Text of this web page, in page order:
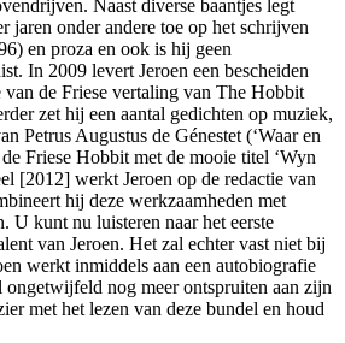
Naast diverse baantjes legt
jaren onder andere toe op het schrijven
en proza en ook is hij geen
In 2009 levert Jeroen een bescheiden
van de Friese vertaling van The Hobbit
zet hij een aantal gedichten op muziek,
Petrus Augustus de Génestet (‘Waar en
Friese Hobbit met de mooie titel ‘Wyn
[2012] werkt Jeroen op de redactie van
hij deze werkzaamheden met
U kunt nu luisteren naar het eerste
van Jeroen. Het zal echter vast niet bij
werkt inmiddels aan een autobiografie
ongetwijfeld nog meer ontspruiten aan zijn
met het lezen van deze bundel en houd